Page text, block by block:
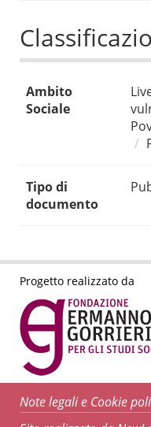
Ambito
Sociale
Tipo di
documento
Progetto realizzato da
Note legali e Cookie